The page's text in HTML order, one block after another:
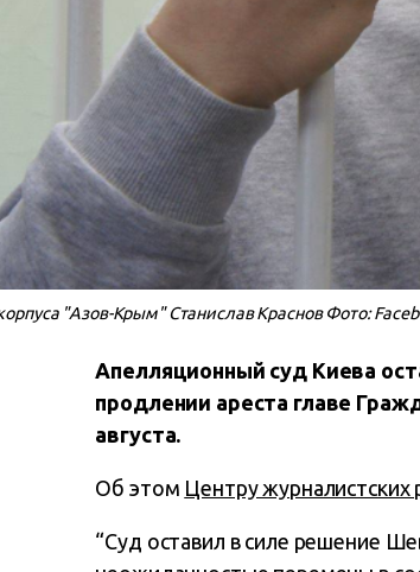
"Азов-Крым" Станислав Краснов Фото:
Апелляционный суд Киева
продлении ареста главе
августа.
Об этом Центру журналистских
“Суд оставил в силе решение